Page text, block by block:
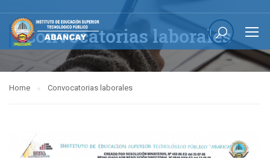
Convocatorias laborales
Home Convocatorias laborales